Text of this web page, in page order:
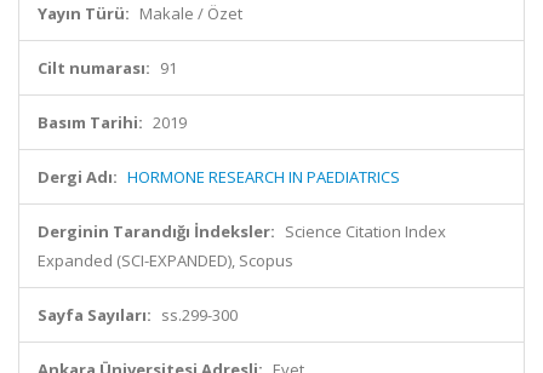
Yayın Türü: Makale / Özet
Cilt numarası: 91
Basım Tarihi: 2019
Dergi Adı: HORMONE RESEARCH IN PAEDIATRICS
Derginin Tarandığı İndeksler: Science Citation Index
Expanded (SCI-EXPANDED), Scopus
Sayfa Sayıları: ss.299-300